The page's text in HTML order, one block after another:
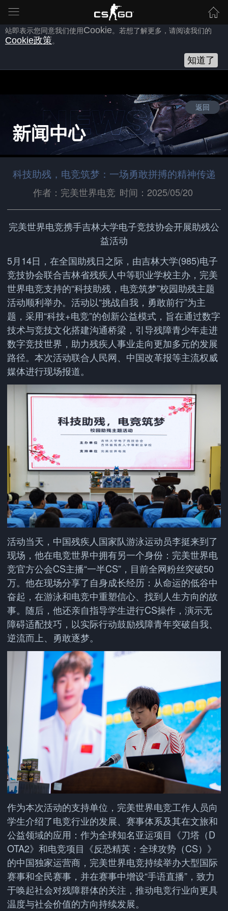
为向您提供良好的网站使用体验，完美世界网站会使用自身或第三方
，以作为安全、技术、分析、推广等之用。继续浏览本网
站即表示您同意我们使用Cookie。若想了解更多，请阅读我们的
Cookie政策。
知道了
返回
科技助残，电竞筑梦：一场勇敢拼搏的精神传递
作者：完美世界电竞 时间：2025/05/20
完美世界电竞携手吉林大学电子竞技协会开展助残公
益活动
5月14日，在全国助残日之际，由吉林大学(985)电子
竞技协会联合吉林省残疾人中等职业学校主办，完美
世界电竞支持的“科技助残，电竞筑梦”校园助残主题
活动顺利举办。活动以“挑战自我，勇敢前行”为主
题，采用“科技+电竞”的创新公益模式，旨在通过数字
技术与竞技文化搭建沟通桥梁，引导残障青少年走进
数字竞技世界，助力残疾人事业走向更加多元的发展
路径。本次活动联合人民网、中国改革报等主流权威
媒体进行现场报道。
活动当天，中国残疾人国家队游泳运动员李挺来到了
现场，他在电竞世界中拥有另一个身份：完美世界电
竞官方公会CS主播“一半CS”，目前全网粉丝突破50
万。他在现场分享了自身成长经历：从命运的低谷中
奋起，在游泳和电竞中重塑信心、找到人生方向的故
事。随后，他还亲自指导学生进行CS操作，演示无
障碍适配技巧，以实际行动鼓励残障青年突破自我、
逆流而上、勇敢逐梦。
作为本次活动的支持单位，完美世界电竞工作人员向
学生介绍了电竞行业的发展、赛事体系及其在文旅和
公益领域的应用：作为全球知名亚运项目《刀塔（D
OTA2》和电竞项目《反恐精英：全球攻势（CS）》
的中国独家运营商，完美世界电竞持续举办大型国际
赛事和全民赛事，并在赛事中增设“手语直播”，致力
于唤起社会对残障群体的关注，推动电竞行业向更具
温度与社会价值的方向持续发展。